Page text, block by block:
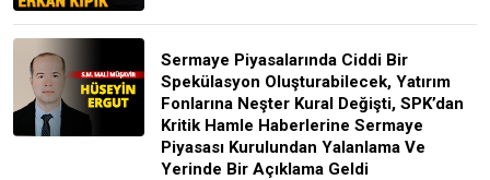
Sermaye Piyasalarında Ciddi Bir
Spekülasyon Oluşturabilecek, Yatırım
Fonlarına Neşter Kural Değişti, SPK’dan
Kritik Hamle Haberlerine Sermaye
Piyasası Kurulundan Yalanlama Ve
Yerinde Bir Açıklama Geldi